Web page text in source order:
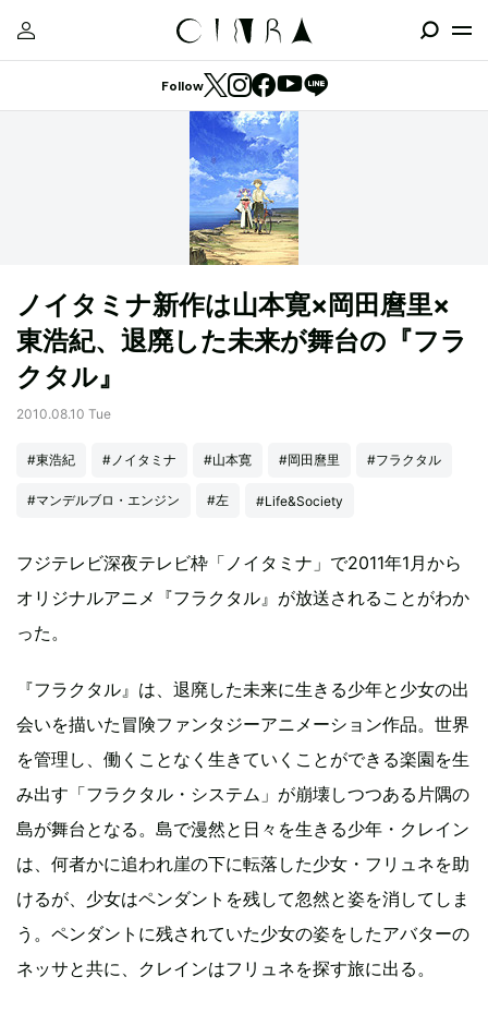
Follow
ノイタミナ新作は山本寛×岡田麿里×
東浩紀、退廃した未来が舞台の『フラ
クタル』
2010.08.10 Tue
#東浩紀 #ノイタミナ #山本寛 #岡田麿里 #フラクタル
#マンデルブロ・エンジン #左 #Life&Society
フジテレビ深夜テレビ枠「ノイタミナ」で2011年1月から
オリジナルアニメ『フラクタル』が放送されることがわか
った。
『フラクタル』は、退廃した未来に生きる少年と少女の出
会いを描いた冒険ファンタジーアニメーション作品。世界
を管理し、働くことなく生きていくことができる楽園を生
み出す「フラクタル・システム」が崩壊しつつある片隅の
島が舞台となる。島で漫然と日々を生きる少年・クレイン
は、何者かに追われ崖の下に転落した少女・フリュネを助
けるが、少女はペンダントを残して忽然と姿を消してしま
う。ペンダントに残されていた少女の姿をしたアバターの
ネッサと共に、クレインはフリュネを探す旅に出る。